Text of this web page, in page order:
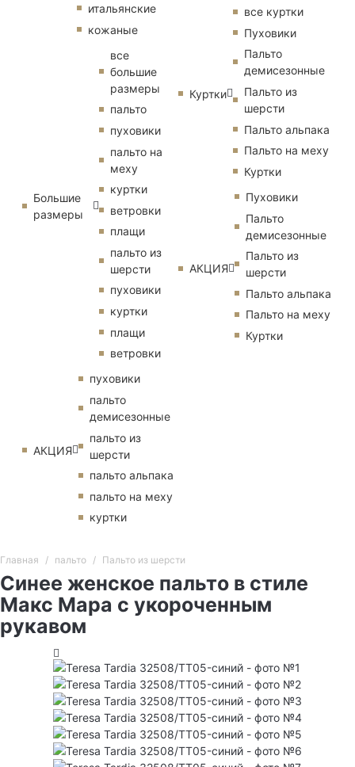
итальянские
кожаные
Большие
размеры
все
большие
размеры
пальто
пуховики
пальто на
меху
куртки
ветровки
плащи
пальто из
шерсти
пуховики
куртки
плащи
ветровки
АКЦИЯ
пуховики
пальто
демисезонные
пальто из
шерсти
пальто альпака
пальто на меху
куртки
Куртки
все куртки
Пуховики
Пальто
демисезонные
Пальто из
шерсти
Пальто альпака
Пальто на меху
Куртки
АКЦИЯ
Пуховики
Пальто
демисезонные
Пальто из
шерсти
Пальто альпака
Пальто на меху
Куртки
Главная пальто Пальто из шерсти
Синее женское пальто в стиле
Макс Мара с укороченным
рукавом